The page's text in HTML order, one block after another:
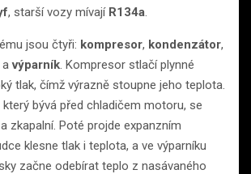
, starší vozy mívají R134a
jsou čtyři: kompresor, kondenzátor,
avýparník . Kompresor stlačí plynné
tlak, čímž výrazně stoupne jeho teplota.
bývá před chladičem motoru, se
zkapalní. Poté projde expanzním
klesne tlak i teplota, a ve výparníku
začne odebírat teplo z nasávaného